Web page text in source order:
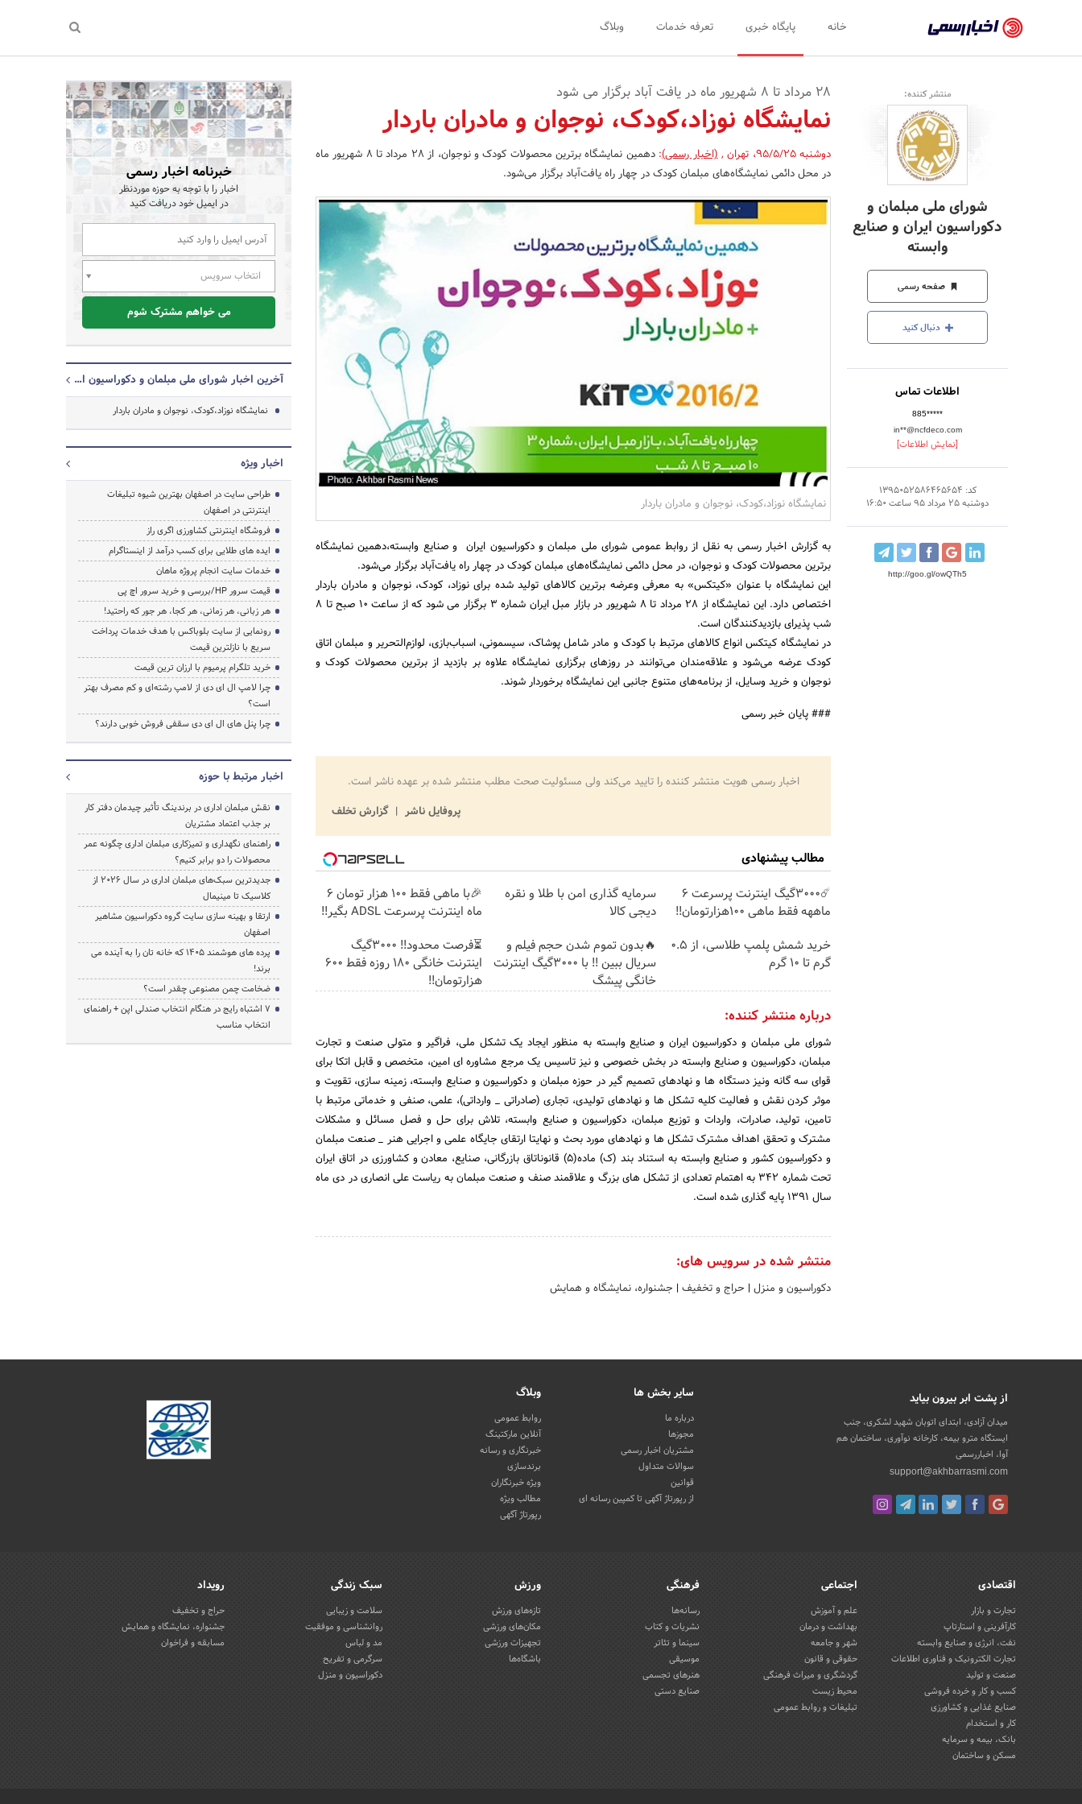
رسمی
-
اخبار
تایید
شده
شرکت‌ها،
سازمان‌ها
و
روابط
عمومی‌ها
خانه پایگاه خبری تعرفه خدمات وبلاگ
منتشر کننده:
شورای ملی مبلمان و
دکوراسیون ایران و صنایع
وابسته
صفحه رسمی
دنبال کنید
اطلاعات تماس
885*****
in**@ncfdeco.com
[نمایش اطلاعات]
کد: 1395052586465654
دوشنبه 25 مرداد 95 ساعت 16:50
http://goo.gl/owQTh5
28 مرداد تا 8 شهریور ماه در یافت آباد برگزار می شود
نمایشگاه نوزاد،کودک، نوجوان و مادران باردار
دوشنبه 95/5/25 ، تهران ,(اخبار رسمی):
دهمین نمایشگاه برترین محصولات کودک و نوجوان، از 28 مرداد تا 8 شهریور ماه
در محل دائمی نمایشگاه‌های مبلمان کودک در چهار راه یافت‌آباد برگزار می‌شود.
نمایشگاه نوزاد،کودک، نوجوان و مادران باردار
به گزارش اخبار رسمی به نقل از روابط عمومی شورای ملی مبلمان و دکوراسیون ایران و صنایع وابسته،دهمین نمایشگاه
برترین محصولات کودک و نوجوان، در محل دائمی نمایشگاه‌های مبلمان کودک در چهار راه یافت‌آباد برگزار می‌شود.
این نمایشگاه با عنوان «کیتکس» به معرفی وعرضه برترین کالاهای تولید شده برای نوزاد، کودک، نوجوان و مادران باردار
اختصاص دارد. این نمایشگاه از 28 مرداد تا 8 شهریور در بازار مبل ایران شماره 3 برگزار می شود که از ساعت 10 صبح تا 8
شب پذیرای بازدیدکنندگان است.
در نمایشگاه کیتکس انواع کالاهای مرتبط با کودک و مادر شامل پوشاک، سیسمونی، اسباب‌بازی، لوازم‌التحریر و مبلمان اتاق
کودک عرضه می‌شود و علاقه‌مندان می‌توانند در روزهای برگزاری نمایشگاه علاوه بر بازدید از برترین محصولات کودک و
نوجوان و خرید وسایل، از برنامه‌های متنوع جانبی این نمایشگاه برخوردار شوند.
### پایان خبر رسمی
اخبار رسمی هویت منتشر کننده را تایید می‌کند ولی مسئولیت صحت مطلب منتشر شده بر عهده ناشر است.
پروفایل ناشر
گزارش تخلف
مطالب پیشنهادی
☄️3000گیگ اینترنت پرسرعت 6
ماههه فقط ماهی 100هزارتومان!!
سرمایه گذاری امن با طلا و نقره
دیجی کالا
🎉با ماهی فقط 100 هزار تومان 6
ماه اینترنت پرسرعت ADSL بگیر!!
خرید شمش پلمپ طلاسی، از ۰.۵
گرم تا ۱۰ گرم
🔥بدون تموم شدن حجم فیلم و
سریال ببین !! با 3000گیگ اینترنت
خانگی پیشگ
⏳فرصت محدود!! 3000گیگ
اینترنت خانگی 180 روزه فقط 600
هزارتومان!!
درباره منتشر کننده:
شورای ملی مبلمان و دکوراسیون ایران و صنایع وابسته به منظور ایجاد یک تشکل ملی، فراگیر و متولی صنعت و تجارت
مبلمان، دکوراسیون و صنایع وابسته در بخش خصوصی و نیز تاسیس یک مرجع مشاوره ای امین، متخصص و قابل اتکا برای
قوای سه گانه ونیز دستگاه ها و نهادهای تصمیم گیر در حوزه مبلمان و دکوراسیون و صنایع وابسته، زمینه سازی، تقویت و
موثر کردن نقش و فعالیت کلیه تشکل ها و نهادهای تولیدی، تجاری (صادراتی _ وارداتی)، علمی، صنفی و خدماتی مرتبط با
تامین، تولید، صادرات، واردات و توزیع مبلمان، دکوراسیون و صنایع وابسته، تلاش برای حل و فصل مسائل و مشکلات
مشترک و تحقق اهداف مشترک تشکل ها و نهادهای مورد بحث و نهایتا ارتقای جایگاه علمی و اجرایی هنر _ صنعت مبلمان
و دکوراسیون کشور و صنایع وابسته به استناد بند (ک) ماده(5) قانوناتاق بازرگانی، صنایع، معادن و کشاورزی در اتاق ایران
تحت شماره 342 به اهتمام تعدادی از تشکل های بزرگ و علاقمند صنف و صنعت مبلمان به ریاست علی انصاری در دی ماه
سال 1391 پایه گذاری شده است.
منتشر شده در سرویس های:
دکوراسیون و منزل | حراج و تخفیف | جشنواره، نمایشگاه و همایش
خبرنامه اخبار رسمی
اخبار را با توجه به حوزه موردنظر
در ایمیل خود دریافت کنید
انتخاب سرویس
می خواهم مشترک شوم
آخرین اخبار شورای ملی مبلمان و دکوراسیون ایران و صنایع وابسته
نمایشگاه نوزاد،کودک، نوجوان و مادران باردار
اخبار ویژه
طراحی سایت در اصفهان بهترین شیوه تبلیغات
اینترنتی در اصفهان
فروشگاه اینترنتی کشاورزی اگری راز
ایده های طلایی برای کسب درآمد از اینستاگرام
خدمات سایت انجام پروژه ماهان
قیمت سرور HP/بررسی و خرید سرور اچ پی
هر زبانی، هر زمانی، هر کجا، هر جور که راحتید!
رونمایی از سایت بلوباکس با هدف خدمات پرداخت
سریع با نازلترین قیمت
خرید تلگرام پرمیوم با ارزان ترین قیمت
چرا لامپ ال ای دی از لامپ رشته‌ای و کم مصرف بهتر
است؟
چرا پنل های ال ای دی سقفی فروش خوبی دارند؟
اخبار مرتبط با حوزه
نقش مبلمان اداری در برندینگ تأثیر چیدمان دفتر کار
بر جذب اعتماد مشتریان
راهنمای نگهداری و تمیزکاری مبلمان اداری چگونه عمر
محصولات را دو برابر کنیم؟
جدیدترین سبک‌های مبلمان اداری در سال ۲۰۲۶ از
کلاسیک تا مینیمال
ارتقا و بهینه سازی سایت گروه دکوراسیون مشاهیر
اصفهان
پرده‌ های هوشمند ۱۴۰۵ که خانه‌ تان را به آینده می‌
برند!
ضخامت چمن مصنوعی چقدر است؟
۷ اشتباه رایج در هنگام انتخاب صندلی اپن + راهنمای
انتخاب مناسب
از پشت ابر بیرون بیاید
میدان آزادی، ابتدای اتوبان شهید لشکری، جنب
ایستگاه مترو بیمه، کارخانه نوآوری، ساختمان هم
آوا، اخباررسمی
support@akhbarrasmi.com
سایر بخش ها
درباره ما
مجوزها
مشتریان اخبار رسمی
سوالات متداول
قوانین
از رپورتاژ آگهی تا کمپین رسانه ای
وبلاگ
روابط عمومی
آنلاین مارکتینگ
خبرنگاری و رسانه
برندسازی
ویژه خبرنگاران
مطالب ویژه
رپورتاژ آگهی
اقتصادی
تجارت و بازار
کارآفرینی و استارتاپ
نفت، انرژی و صنایع وابسته
تجارت الکترونیک و فناوری اطلاعات
صنعت و تولید
کسب و کار و خرده فروشی
صنایع غذایی و کشاورزی
کار و استخدام
بانک، بیمه و سرمایه
مسکن و ساختمان
اجتماعی
علم و آموزش
بهداشت و درمان
شهر و جامعه
حقوقی و قانون
گردشگری و میراث فرهنگی
محیط زیست
تبلیغات و روابط عمومی
فرهنگی
رسانه‌ها
نشریات و کتاب
سینما و تئاتر
موسیقی
هنرهای تجسمی
صنایع دستی
ورزش
تازه‌های ورزش
مکان‌های ورزشی
تجهیزات ورزشی
باشگاه‌ها
سبک زندگی
سلامت و زیبایی
روانشناسی و موفقیت
مد و لباس
سرگرمی و تفریح
دکوراسیون و منزل
رویداد
حراج و تخفیف
جشنواره، نمایشگاه و همایش
مسابقه و فراخوان